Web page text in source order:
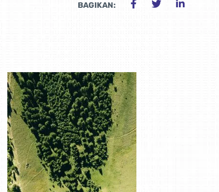
BAGIKAN: